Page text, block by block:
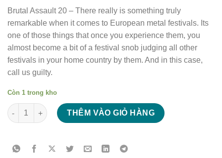
Brutal Assault 20 – There really is something truly
remarkable when it comes to European metal festivals. Its
one of those things that once you experience them, you
almost become a bit of a festival snob judging all other
festivals in your home country by them. And in this case,
call us guilty.
Còn 1 trong kho
Brutal Assault 20 số lượng
THÊM VÀO GIỎ HÀNG